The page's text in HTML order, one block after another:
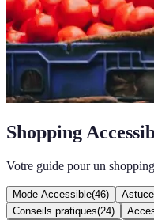
Shopping
Votre guide pour un
Mode Accessible(46)
Conseils pratiques(24)